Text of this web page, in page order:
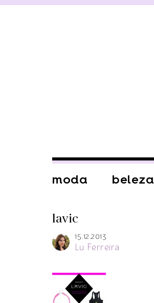
moda beleza
lavic
15.12.2013
Lu Ferreira